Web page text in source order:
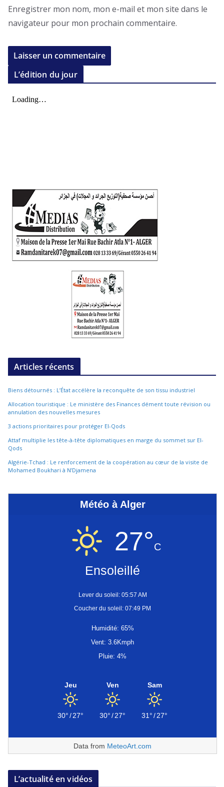
Enregistrer mon nom, mon e-mail et mon site dans le
navigateur pour mon prochain commentaire.
L’édition du jour
Articles récents
Biens détournés : L’État accélère la reconquête de son tissu industriel
Allocation touristique : Le ministère des Finances dément toute révision ou
annulation des nouvelles mesures
3 actions prioritaires pour protéger El-Qods
Attaf multiplie les tête-à-tête diplomatiques en marge du sommet sur El-
Qods
Algérie-Tchad : Le renforcement de la coopération au cœur de la visite de
Mohamed Boukhari à N’Djamena
Météo à Alger
27°C
Ensoleillé
Lever du soleil: 05:57 AM
Coucher du soleil: 07:49 PM
Humidité: 65%
Vent: 3.6Kmph
Pluie: 4%
Jeu
30°/27°
Ven
30°/27°
Sam
31°/27°
Data from MeteoArt.com
L’actualité en vidéos